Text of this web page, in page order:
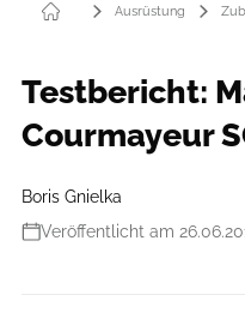
Ausrüstung
Testbericht:
Courmayeur
Boris Gnielka
Veröffentlicht am